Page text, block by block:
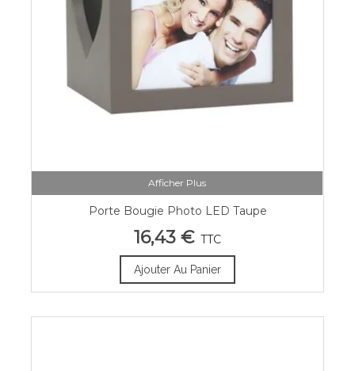
Afficher Plus
Porte Bougie Photo LED Taupe
16,43 € TTC
Ajouter Au Panier